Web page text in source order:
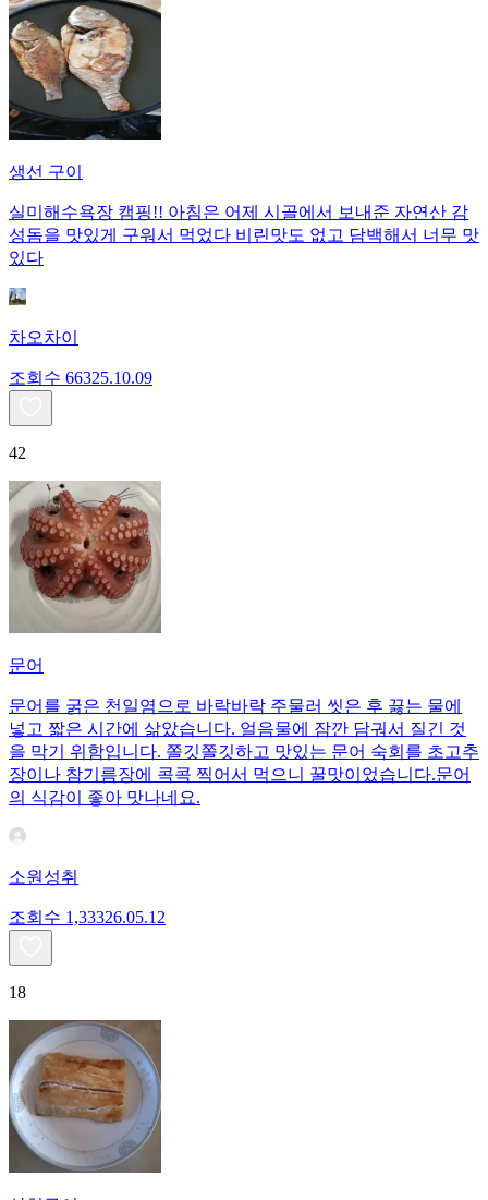
생선 구이
실미해수욕장 캠핑!! 아침은 어제 시골에서 보내준 자연산 감
성돔을 맛있게 구워서 먹었다 비린맛도 없고 담백해서 너무 맛
있다
차오차이
조회수 66325.10.09
42
문어
문어를 굵은 천일염으로 바락바락 주물러 씻은 후 끓는 물에
넣고 짧은 시간에 삶았습니다. 얼음물에 잠깐 담궈서 질긴 것
을 막기 위함입니다. 쫄깃쫄깃하고 맛있는 문어 숙회를 초고추
장이나 참기름장에 콕콕 찍어서 먹으니 꿀맛이었습니다.문어
의 식감이 좋아 맛나네요.
소원성취
조회수 1,33326.05.12
18